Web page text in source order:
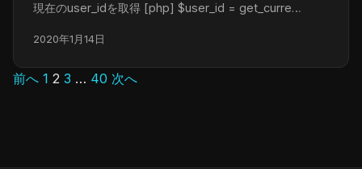
現在のuser_idを取得 [php] $user_id = get_curre…
2020年1月14日
投
前へ 1 2 3 … 40 次へ